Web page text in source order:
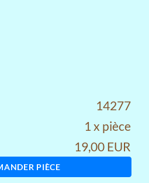
14277
1 x pièce
19,00 EUR
PIÈCE